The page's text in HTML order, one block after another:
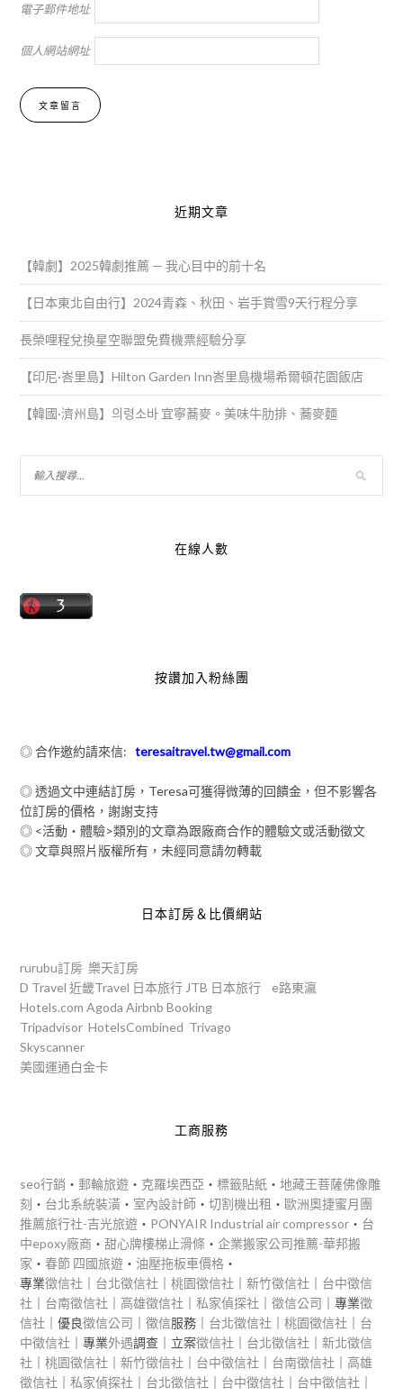
電子郵件地址
個人網站網址
近期文章
【韓劇】2025韓劇推薦 — 我心目中的前十名
【日本東北自由行】2024青森、秋田、岩手賞雪9天行程分享
長榮哩程兌換星空聯盟免費機票經驗分享
【印尼·峇里島】Hilton Garden Inn峇里島機場希爾頓花園飯店
【韓國·濟州島】의령소바 宜寧蕎麥。美味牛肋排、蕎麥麵
在線人數
按讚加入粉絲團
◎ 合作邀約請來信:teresaitravel.tw@gmail.com
◎ 透過文中連結訂房，Teresa可獲得微薄的回饋金，但不影響各
位訂房的價格，謝謝支持
◎ <活動‧體驗>類別的文章為跟廠商合作的體驗文或活動徵文
◎ 文章與照片版權所有，未經同意請勿轉載
日本訂房＆比價網站
rurubu訂房 樂天訂房
D Travel 近畿Travel 日本旅行 JTB 日本旅行
e路東瀛
Hotels.com Agoda Airbnb Booking
Tripadvisor HotelsCombined Trivago
Skyscanner
美國運通白金卡
工商服務
seo行銷 ‧郵輪旅遊 ‧ 克羅埃西亞 ‧標籤貼紙 ‧地藏王菩薩佛像雕
刻 ‧ 台北系統裝潢 ‧ 室內設計師 ‧切割機出租 ‧歐洲奧捷蜜月團
推薦旅行社-吉光旅遊 ‧ PONYAIR Industrial air compressor ‧ 台
中epoxy廠商 ‧甜心牌樓梯止滑條 ‧企業搬家公司推薦-華邦搬
家 ‧春節 四國旅遊 ‧ 油壓拖板車價格 ‧
專業徵信社 台北徵信社 ｜桃園徵信社 ｜新竹徵信社
台中徵信
社
台南徵信社 高雄徵信社 ｜私家偵探社 ｜徵信公司 ｜專業徵
信社 ｜優良徵信公司 ｜徵信服務｜ 台北徵信社 ｜桃園徵信社
台
中徵信社 ｜專業外遇調查｜立案徵信社 台北徵信社 ｜新北徵信
社 ｜桃園徵信社 ｜新竹徵信社 台中徵信社 台南徵信社
高雄
徵信社 ｜私家偵探社 台北徵信社 台中徵信社 台中徵信社